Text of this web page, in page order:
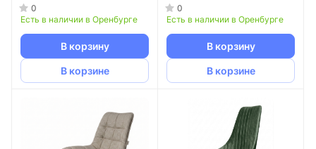
0
Есть в наличии в Оренбурге
В корзину
В корзине
0
Есть в наличии в Оренбурге
В корзину
В корзине